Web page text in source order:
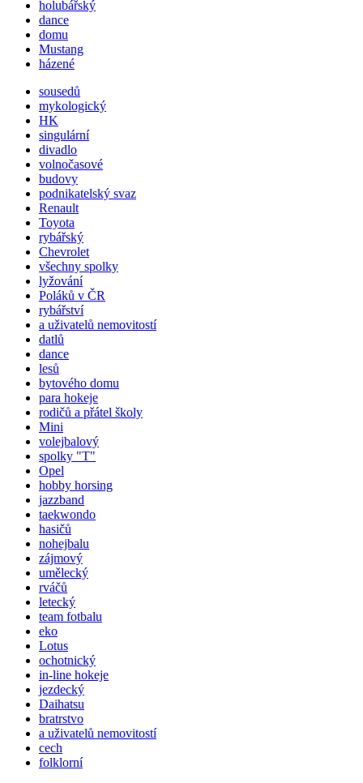
holubářský
dance
domu
Mustang
házené
sousedů
mykologický
HK
singulární
divadlo
volnočasové
budovy
podnikatelský svaz
Renault
Toyota
rybářský
Chevrolet
všechny spolky
lyžování
Poláků v ČR
rybářství
a uživatelů nemovitostí
datlů
dance
lesů
bytového domu
para hokeje
rodičů a přátel školy
Mini
volejbalový
spolky "T"
Opel
hobby horsing
jazzband
taekwondo
hasičů
nohejbalu
zájmový
umělecký
rváčů
letecký
team fotbalu
eko
Lotus
ochotnický
in-line hokeje
jezdecký
Daihatsu
bratrstvo
a uživatelů nemovitostí
cech
folklorní